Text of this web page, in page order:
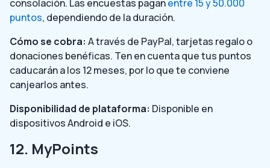
consolación. Las encuestas paganentre 15 y 50.000
puntos, dependiendo de la duración.
Cómo se cobra: A través de PayPal, tarjetas regalo o
donaciones benéficas. Ten en cuenta que tus puntos
caducarán a los 12 meses, por lo que te conviene
canjearlos antes.
Disponibilidad de plataforma: Disponible en
dispositivos Android e iOS.
12. MyPoints